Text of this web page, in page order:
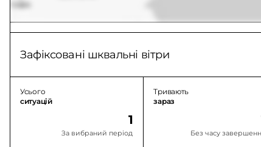
Зафіксовані шквальні вітри
Усього
ситуацій
1
За вибраний період
Тривають
зараз
Без часу